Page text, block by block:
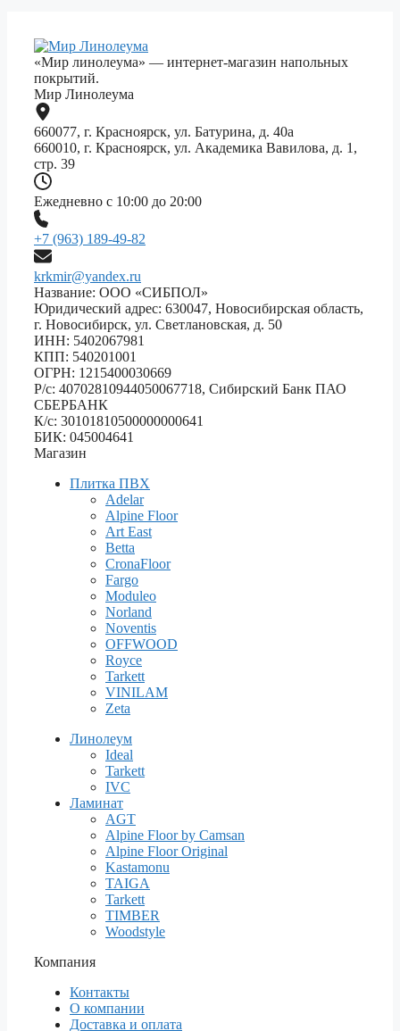
«Мир линолеума» — интернет-магазин напольных
покрытий.
Мир Линолеума
660077, г. Красноярск, ул. Батурина, д. 40а
660010, г. Красноярск, ул. Академика Вавилова, д. 1,
стр. 39
Ежедневно с 10:00 до 20:00
+7 (963) 189-49-82
krkmir@yandex.ru
Название: ООО «СИБПОЛ»
Юридический адрес: 630047, Новосибирская область,
г. Новосибирск, ул. Светлановская, д. 50
ИНН: 5402067981
КПП: 540201001
ОГРН: 1215400030669
Р/с: 40702810944050067718, Сибирский Банк ПАО
СБЕРБАНК
К/с: 30101810500000000641
БИК: 045004641
Магазин
Плитка ПВХ
Adelar
Alpine Floor
Art East
Betta
CronaFloor
Fargo
Moduleo
Norland
Noventis
OFFWOOD
Royce
Tarkett
VINILAM
Zeta
Линолеум
Ideal
Tarkett
IVC
Ламинат
AGT
Alpine Floor by Camsan
Alpine Floor Original
Kastamonu
TAIGA
Tarkett
TIMBER
Woodstyle
Компания
Контакты
О компании
Доставка и оплата